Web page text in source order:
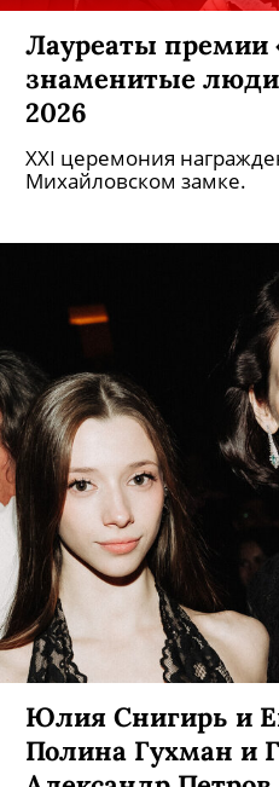
Лауреаты
знаменитые люди
2026
XXI церемония
Михайловском замке.
Юлия Снигирь и
Полина Гухман и